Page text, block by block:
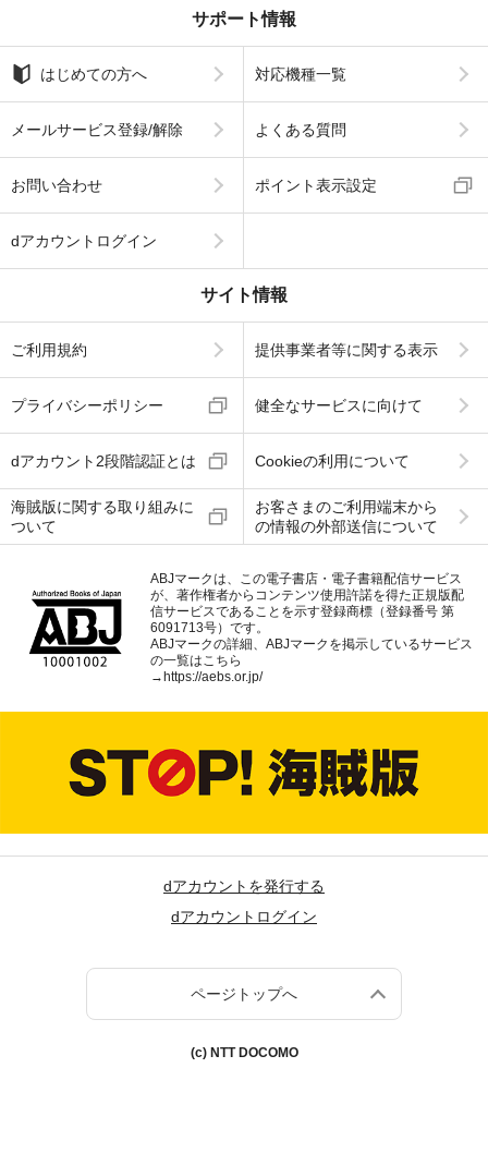
サポート情報
はじめての方へ 対応機種一覧
メールサービス登録/解除 よくある質問
お問い合わせ ポイント表示設定
dアカウントログイン
サイト情報
ご利用規約 提供事業者等に関する表示
プライバシーポリシー 健全なサービスに向けて
dアカウント2段階認証とは Cookieの利用について
海賊版に関する取り組みに
ついて
お客さまのご利用端末から
の情報の外部送信について
ABJマークは、この電子書店・電子書籍配信サービス
が、著作権者からコンテンツ使用許諾を得た正規版配
信サービスであることを示す登録商標（登録番号 第
6091713号）です。
ABJマークの詳細、ABJマークを掲示しているサービス
の一覧はこちら
→ https://aebs.or.jp/
dアカウントを発行する
dアカウントログイン
ページトップへ
(c) NTT DOCOMO